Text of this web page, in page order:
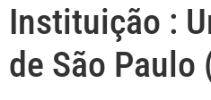
Instituição :
de São Paulo